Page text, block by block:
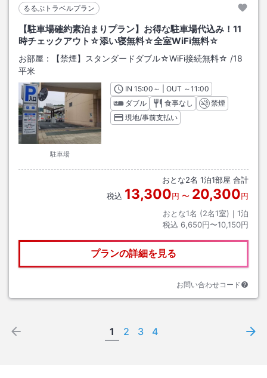
るるぶトラベルプラン
【駐車場確約素泊まりプラン】お得な駐車場代込み！11
時チェックアウト☆添い寝無料☆全室WiFi無料☆
お部屋： 【禁煙】スタンダードダブル☆WiFi接続無料☆ /18
平米
駐車場
INチェックイン
15:00 ～ | OUT チェックアウト
～11:00
ダブル
食事なし
禁煙
現地/事前支払い
おとな2名 1泊1部屋 合計
税込 13,300円 〜 20,300円
おとな1名 (2名1室)｜ 1泊
税込 6,650円〜10,150円
プランの詳細を見る
お問い合わせコード
1 2 3 4